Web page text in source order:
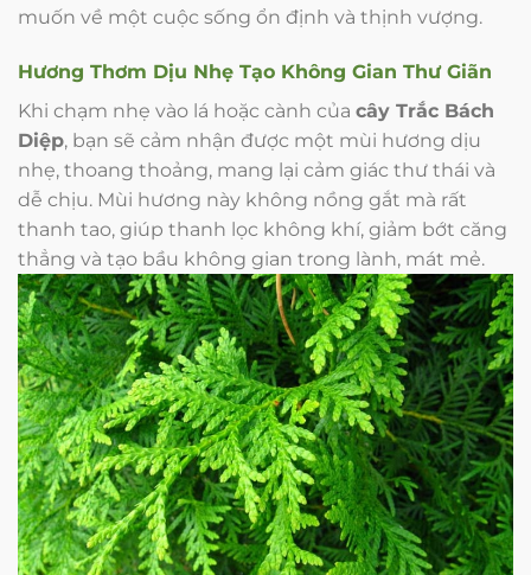
muốn về một cuộc sống ổn định và thịnh vượng.
Hương Thơm Dịu Nhẹ Tạo Không Gian Thư Giãn
Khi chạm nhẹ vào lá hoặc cành của cây Trắc Bách
Diệp, bạn sẽ cảm nhận được một mùi hương dịu
nhẹ, thoang thoảng, mang lại cảm giác thư thái và
dễ chịu. Mùi hương này không nồng gắt mà rất
thanh tao, giúp thanh lọc không khí, giảm bớt căng
thẳng và tạo bầu không gian trong lành, mát mẻ.